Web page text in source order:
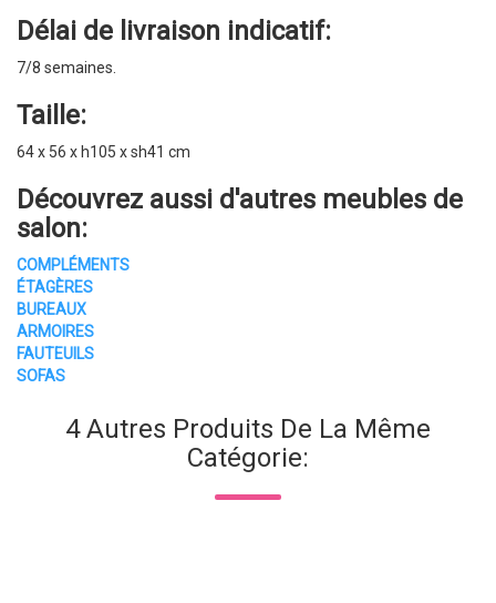
Délai de livraison indicatif:
7/8 semaines.
Taille:
64 x 56 x h105 x sh41 cm
Découvrez aussi d'autres meubles de
salon:
COMPLÉMENTS
ÉTAGÈRES
BUREAUX
ARMOIRES
FAUTEUILS
SOFAS
4 Autres Produits De La Même
Catégorie: